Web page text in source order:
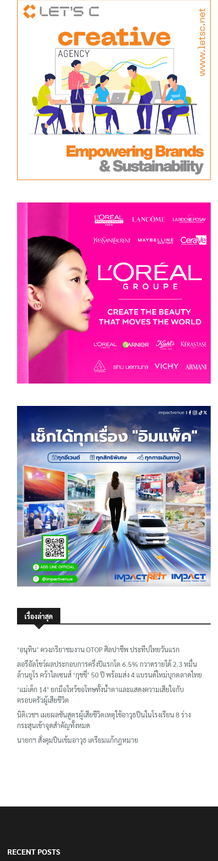
เรื่องล่าสุด
‘อนุทิน’ ควงภริยาชมงาน OTOP ศิลปาชีพ ประทีปไทยวันแรก
ลอรีอัลโชว์ผลประกอบการครึ่งปีแรกโต 6.5% กวาดรายได้ 2.3 หมื่น
ล้านยูโร คว้าไลเซนส์ ‘กุชชี่’ 50 ปี พร้อมส่ง 4 แบรนด์ใหม่บุกตลาดไทย
‘แม่เด็ก 14’ ยกมือไหว้ขอโทษทั้งน้ำตาและแสดงความเสียใจกับ
ครอบครัวผู้เสียชีวิต
นิติเวชฯ เผยผลชันสูตรผู้เสียชีวิตเหตุใช้อาวุธปืนในโรงเรียน 8 ร่าง
กระสุนเข้าจุดสำคัญทั้งหมด
นายกฯ สั่งคุมปืนเข้มอาวุธ เตรียมแก้กฎหมาย
RECENT POSTS